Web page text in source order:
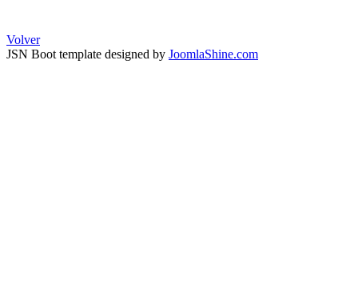
Volver
JSN Boot template designed by JoomlaShine.com